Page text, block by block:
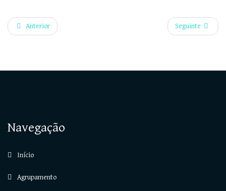
Anterior Seguinte
Navegação
Início
Agrupamento